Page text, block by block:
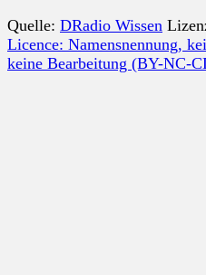
Quelle: DRadio Wissen
Licence: Namensnennung,
keine Bearbeitung (BY-NC-